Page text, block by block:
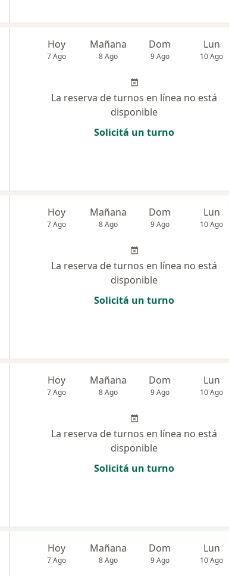
Hoy
7 Ago
Mañana
8 Ago
Dom
9 Ago
Lun
10 Ago
La reserva de turnos en línea no está
disponible
Solicitá un turno
Hoy
7 Ago
Mañana
8 Ago
Dom
9 Ago
Lun
10 Ago
La reserva de turnos en línea no está
disponible
Solicitá un turno
Hoy
7 Ago
Mañana
8 Ago
Dom
9 Ago
Lun
10 Ago
La reserva de turnos en línea no está
disponible
Solicitá un turno
Hoy
7 Ago
Mañana
8 Ago
Dom
9 Ago
Lun
10 Ago